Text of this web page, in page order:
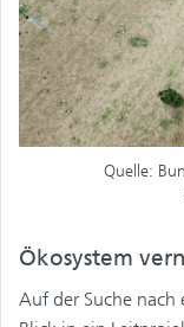
Quelle:
Ökosystem
Auf der Suche nach